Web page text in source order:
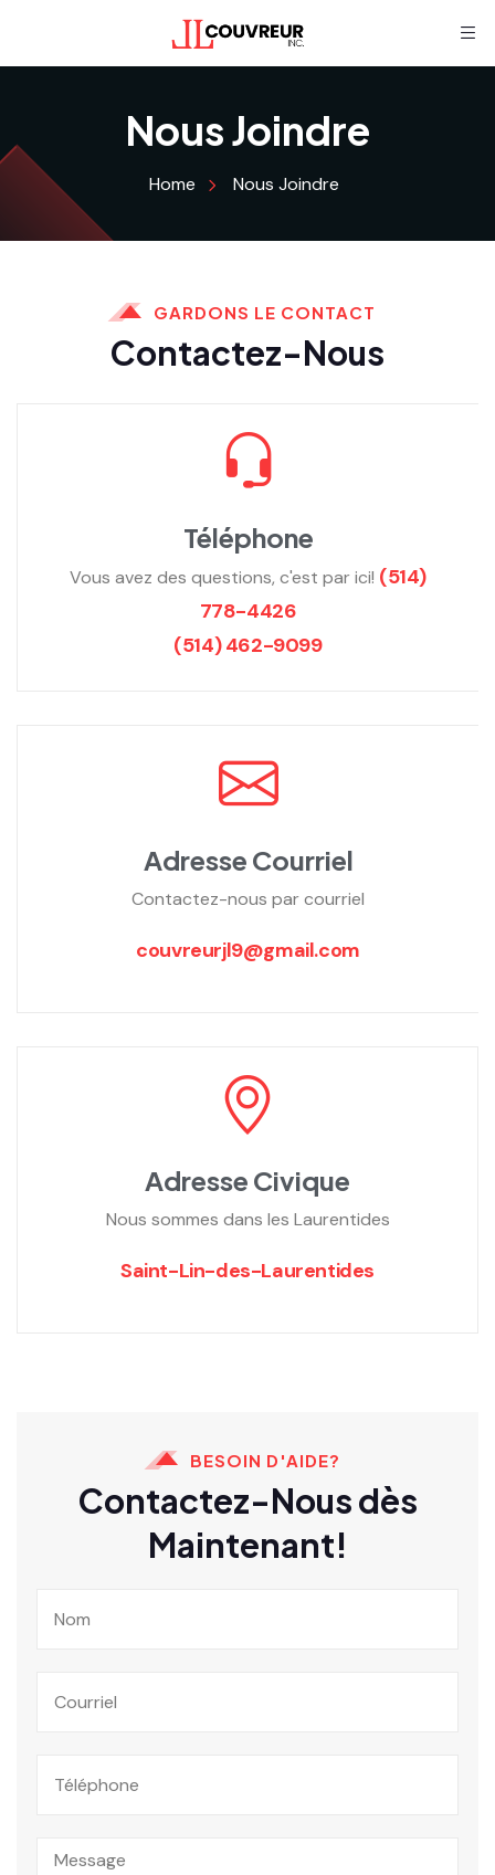
Nous Joindre
Home Nous Joindre
GARDONS LE CONTACT
Contactez-Nous
Téléphone
Vous avez des questions, c'est par ici! (514)
778-4426
(514) 462-9099
Adresse Courriel
Contactez-nous par courriel
couvreurjl9@gmail.com
Adresse Civique
Nous sommes dans les Laurentides
Saint-Lin-des-Laurentides
BESOIN D'AIDE?
Contactez-Nous dès
Maintenant!